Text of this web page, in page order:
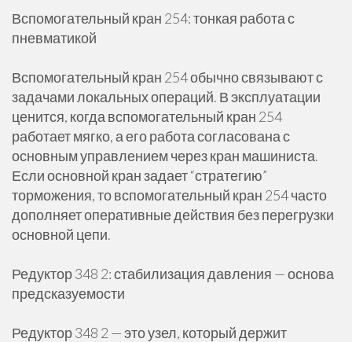
Вспомогательный кран 254: тонкая работа с
пневматикой
Вспомогательный кран 254 обычно связывают с
задачами локальных операций. В эксплуатации
ценится, когда вспомогательный кран 254
работает мягко, а его работа согласована с
основным управлением через кран машиниста.
Если основной кран задает “стратегию”
торможения, то вспомогательный кран 254 часто
дополняет оперативные действия без перегрузки
основной цепи.
Редуктор 348 2: стабилизация давления — основа
предсказуемости
Редуктор 348 2 — это узел, который держит